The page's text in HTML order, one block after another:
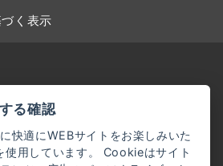
く表示
る確認
快適にWEBサイトをお楽しみいた
用しています。 Cookieはサイト